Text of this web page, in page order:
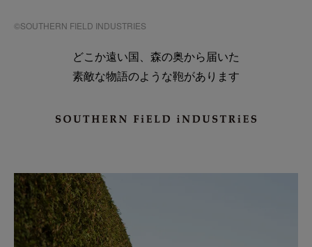
©SOUTHERN FIELD INDUSTRIES
どこか遠い国、森の奥から届いた
素敵な物語のような鞄があります